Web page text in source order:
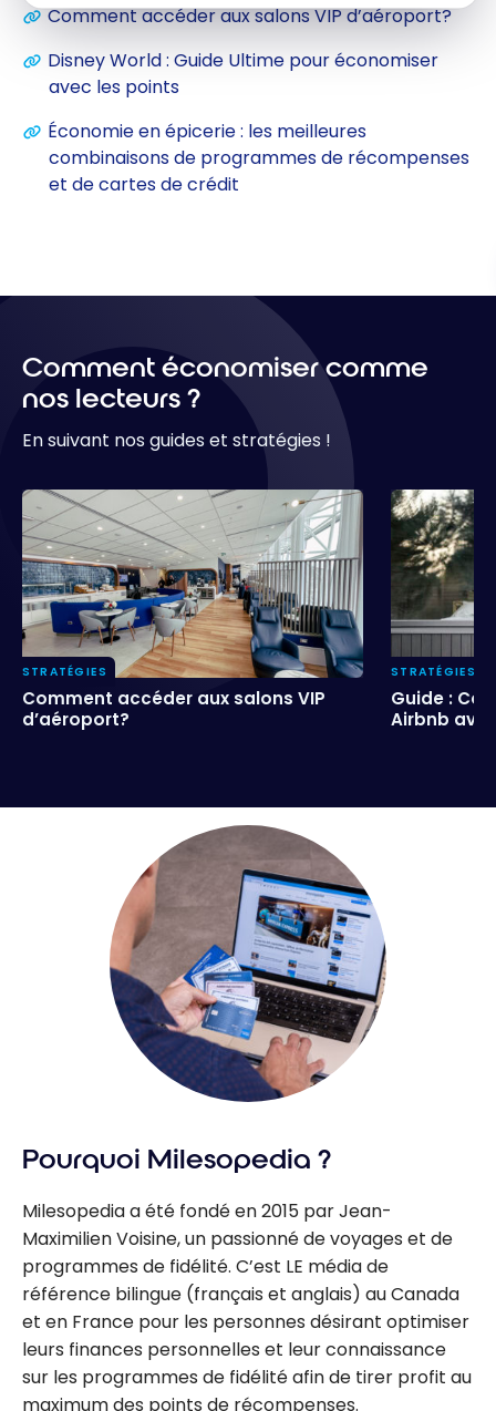
Comment accéder aux salons VIP d’aéroport?
Disney World : Guide Ultime pour économiser
avec les points
Économie en épicerie : les meilleures
combinaisons de programmes de récompenses
et de cartes de crédit
Comment économiser comme
nos lecteurs ?
En suivant nos guides et stratégies !
Comment accéder aux salons VIP
d’aéroport?
STRATÉGIES
Comment accéder aux salons VIP
d’aéroport?
Guide :
Airbnb
STRATÉGIES
Guide :
Airbnb
Pourquoi Milesopedia ?
Milesopedia a été fondé en 2015 par Jean-
Maximilien Voisine, un passionné de voyages et de
programmes de fidélité. C’est LE média de
référence bilingue (français et anglais) au Canada
et en France pour les personnes désirant optimiser
leurs finances personnelles et leur connaissance
sur les programmes de fidélité afin de tirer profit au
maximum des points de récompenses.